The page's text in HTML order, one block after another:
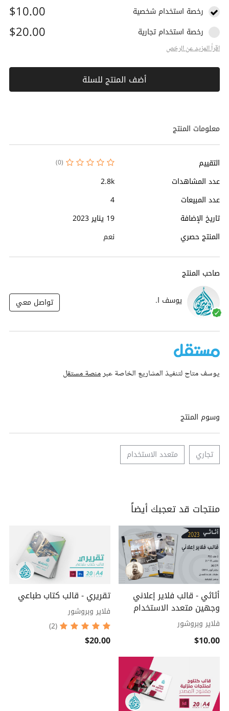
رخصة استخدام شخصية $10.00
رخصة استخدام تجارية $20.00
اقراً المزيد عن الرخص
أضف المنتج للسلة
معلومات المنتج
التقييم (0)
عدد المشاهدات
2.8k
عدد المبيعات
4
تاريخ الإضافة
19 يناير 2023
المنتج حصري
نعم
صاحب المنتج
يوسف ا.
تواصل معي
يوسف متاح لتنفيذ المشاريع الخاصة عبرمنصة مستقل
وسوم المنتج
تجاري متعدد الاستخدام
منتجات قد تعجبك أيضاً
أثاثي - قالب فلاير إعلاني
وجهين متعدد الاستخدام
فلاير وبروشور
$10.00
تقريري - قالب كتاب طباعي
فلاير وبروشور
(2)
$20.00